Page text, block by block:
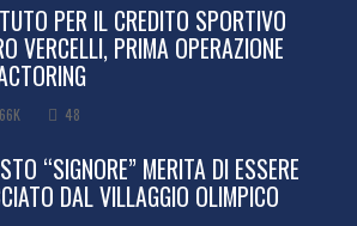
PER IL CREDITO SPORTIVO
VERCELLI, PRIMA OPERAZIONE
66K 48
“SIGNORE” MERITA DI ESSERE
DAL VILLAGGIO OLIMPICO